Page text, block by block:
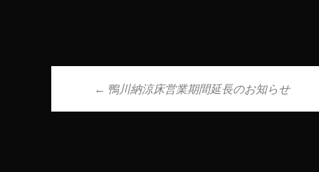
投稿ナビゲーシ
← 鴨川納涼床営業期間延長のお知らせ